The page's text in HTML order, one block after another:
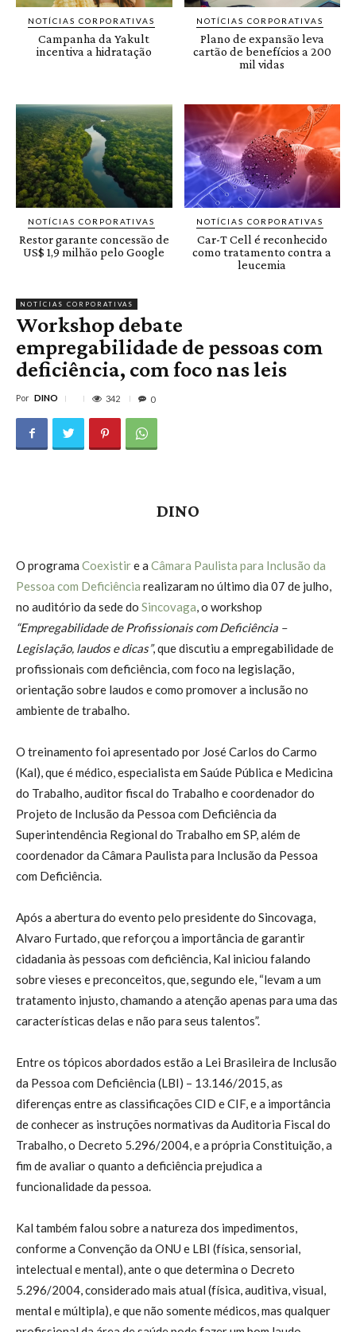
NOTÍCIAS CORPORATIVAS
Campanha da Yakult
incentiva a hidratação
NOTÍCIAS CORPORATIVAS
Plano de expansão leva
cartão de benefícios a 200
mil vidas
NOTÍCIAS CORPORATIVAS
Restor garante concessão de
US$ 1,9 milhão pelo Google
NOTÍCIAS CORPORATIVAS
Car-T Cell é reconhecido
como tratamento contra a
leucemia